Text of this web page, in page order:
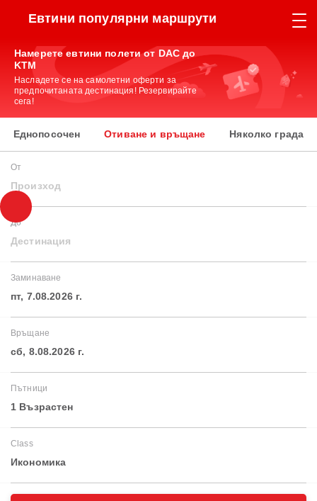
Евтини популярни маршрути
Намерете евтини полети от DAC до
KTM
Насладете се на самолетни оферти за
предпочитаната дестинация! Резервирайте
сега!
Еднопосочен Отиване и връщане Няколко града
От
Произход
До
Дестинация
Заминаване
пт, 7.08.2026 г.
Връщане
сб, 8.08.2026 г.
Пътници
1 Възрастен
Class
Икономика